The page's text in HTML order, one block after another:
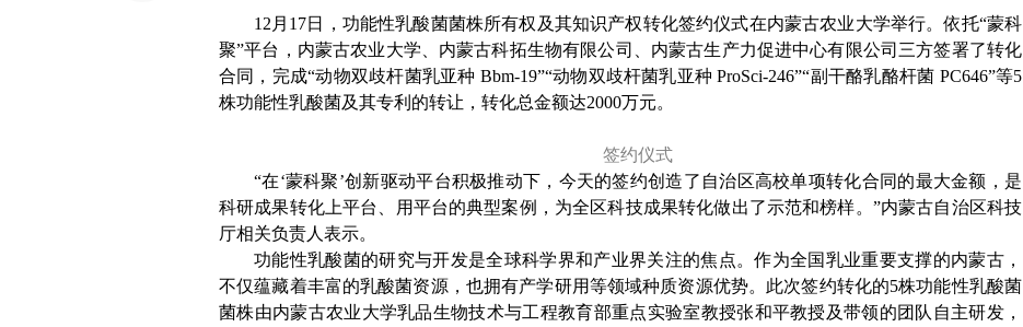
12月17日，功能性乳酸菌菌株所有权及其知识产权转化签约仪式在内蒙古农业大学举行。依托“蒙科
聚”平台，内蒙古农业大学、内蒙古科拓生物有限公司、内蒙古生产力促进中心有限公司三方签署了转化
合同，完成“动物双歧杆菌乳亚种 Bbm-19”“动物双歧杆菌乳亚种 ProSci-246”“副干酪乳酪杆菌 PC646”等5
株功能性乳酸菌及其专利的转让，转化总金额达2000万元。
签约仪式
“在‘蒙科聚’创新驱动平台积极推动下，今天的签约创造了自治区高校单项转化合同的最大金额，是
科研成果转化上平台、用平台的典型案例，为全区科技成果转化做出了示范和榜样。”内蒙古自治区科技
厅相关负责人表示。
功能性乳酸菌的研究与开发是全球科学界和产业界关注的焦点。作为全国乳业重要支撑的内蒙古，
不仅蕴藏着丰富的乳酸菌资源，也拥有产学研用等领域种质资源优势。此次签约转化的5株功能性乳酸菌
菌株由内蒙古农业大学乳品生物技术与工程教育部重点实验室教授张和平教授及带领的团队自主研发，